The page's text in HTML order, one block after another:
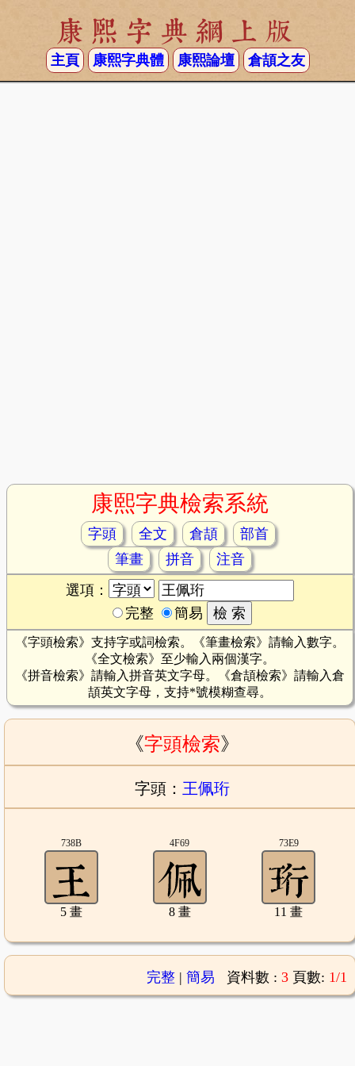
康熙字典網上版
主頁 康熙字典體 康熙論壇 倉頡之友
康熙字典檢索系統
字頭 全文 倉頡
部首
筆畫
拼音
注音
選項：
完整
簡易
《字頭檢索》支持字或詞檢索。《筆畫檢索》請輸入數字。
《全文檢索》至少輸入兩個漢字。
《拼音檢索》請輸入拼音英文字母。《倉頡檢索》請輸入倉
頡英文字母，支持*號模糊查尋。
《字頭檢索》
字頭： 王佩珩
738B
5 畫
4F69
8 畫
73E9
11 畫
完整| 簡易 資料數 : 3 頁數: 1/1